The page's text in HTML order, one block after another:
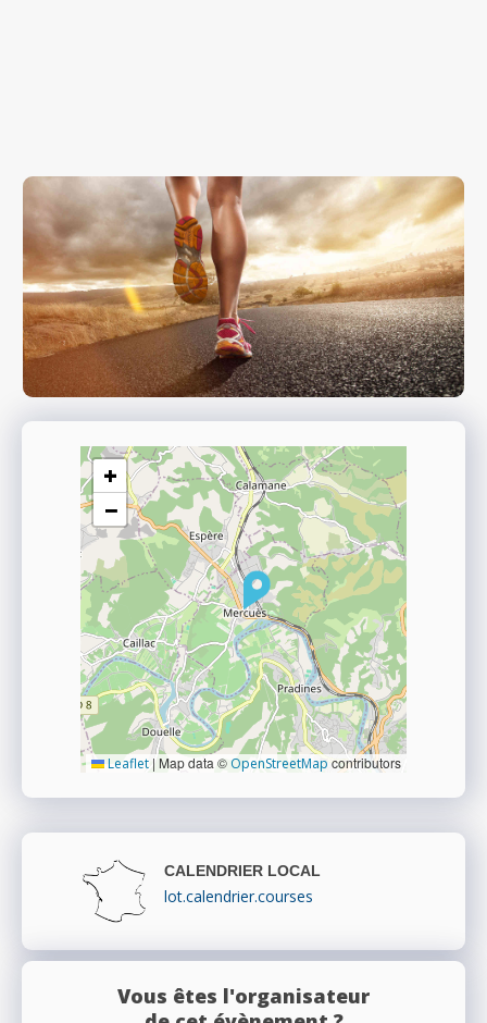
+
−
Leaflet | Map data ©OpenStreetMap contributors
CALENDRIER LOCAL
lot.calendrier.courses
Vous êtes l'organisateur